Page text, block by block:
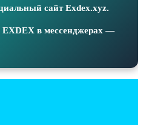
сайт Exdex.xyz.
в мессенджерах —